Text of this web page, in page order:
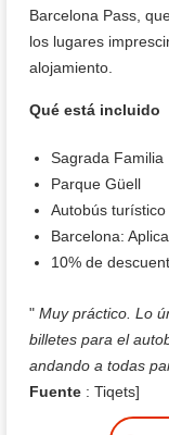
Barcelona Pass,
los lugares
alojamiento.
Qué está incluido
Sagrada Familia
Parque Güell
Autobús
Barcelona:
10% de
" Muy práctico. Lo
billetes para el
andando a todas
Fuente : Tiqets]